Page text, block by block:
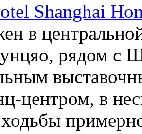
Shanghai
в
рядом с
центром, в